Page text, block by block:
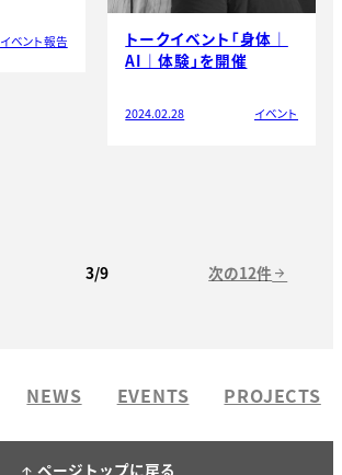
イベント報告
トークイベント「身体｜
AI｜体験」を開催
2024.02.28 イベント
次の12件 arrow_forward
3/9
NEWS EVENTS PROJECTS
ページトップに戻る